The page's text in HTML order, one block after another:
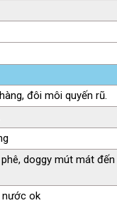
đôi môi quyến rũ.
doggy mút mát đến
nước ok